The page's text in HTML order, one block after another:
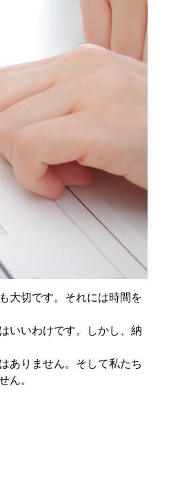
大切です。それには時間を
いいわけです。しかし、納
ありません。そして私たち
ん。